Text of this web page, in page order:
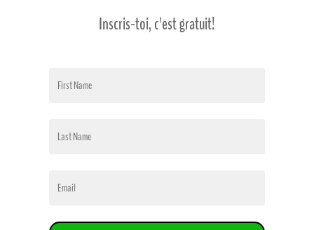
Inscris-toi, c'est gratuit!